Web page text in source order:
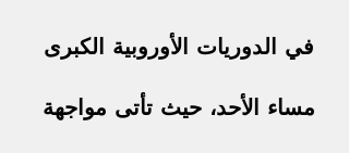
في الدوريات الأوروبية الكبرى
مساء الأحد، حيث تأتى مواجهة